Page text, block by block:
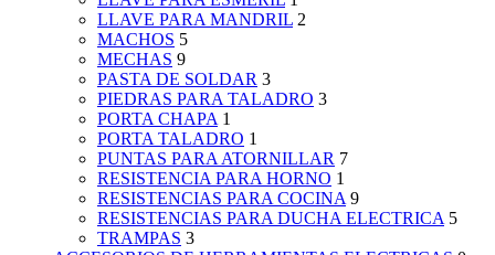
LLAVE PARA MANDRIL 2
MACHOS 5
MECHAS 9
PASTA DE SOLDAR 3
PIEDRAS PARA TALADRO 3
PORTA CHAPA 1
PORTA TALADRO 1
PUNTAS PARA ATORNILLAR 7
RESISTENCIA PARA HORNO 1
RESISTENCIAS PARA COCINA 9
RESISTENCIAS PARA DUCHA ELECTRICA 5
TRAMPAS 3